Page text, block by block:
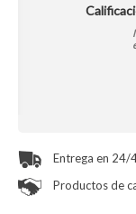
Entrega en 24/
Productos de